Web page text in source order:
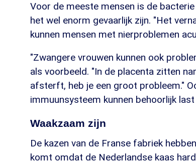
Voor de meeste mensen is de
het wel enorm gevaarlijk zijn. "Het
kunnen mensen met nierproblemen
"Zwangere vrouwen kunnen ook
als voorbeeld. "In de placenta zitten
afsterft, heb je een groot probleem."
immuunsysteem kunnen behoorlijk
Waakzaam zijn
De kazen van de Franse fabriek
komt omdat de Nederlandse kaas